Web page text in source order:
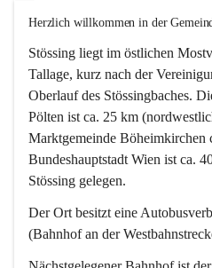
Herzlich willkommen in der
Stössing liegt im östlichen
Tallage, kurz nach der
Oberlauf des Stössingbaches.
Pölten ist ca. 25 km
Marktgemeinde Böheimkirchen
Bundeshauptstadt Wien ist ca.
Stössing gelegen.
Der Ort besitzt eine
(Bahnhof an der